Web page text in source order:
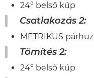
24° belső kúp
Csatlakozás 2:
METRIKUS
Tömítés 2:
24° belső kúp